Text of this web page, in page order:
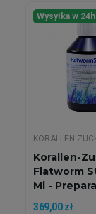
Wysyłka w 24h
KORALLEN
Korallen-
Flatworm
Ml -
Wirki
369,00 zł